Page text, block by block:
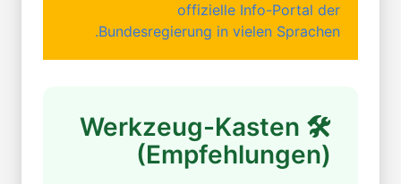
offizielle Info-Portal der
Bundesregierung in vielen Sprachen.
🛠 Werkzeug-Kasten
(Empfehlungen)